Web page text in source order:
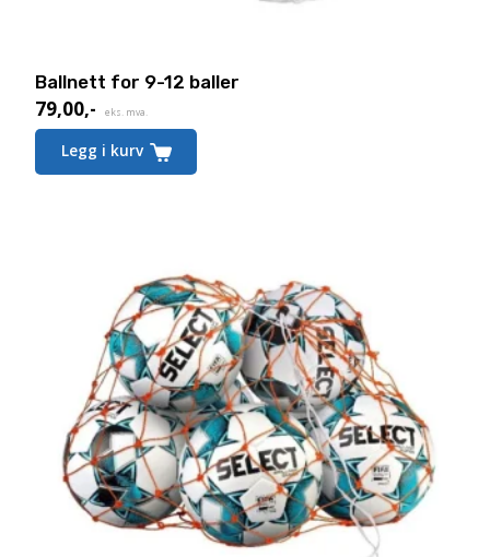
Ballnett for 9-12 baller
79,00,- eks. mva.
Legg i kurv